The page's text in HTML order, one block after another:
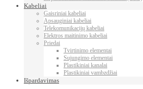
Kabeliai
Gaisriniai kabeliai
Apsauginiai kabeliai
Telekomunikacijų kabeliai
Elektros maitinimo kabeliai
Priedai
Tvirtinimo elementai
Sujungimo elementai
Plastikiniai kanalai
Plastikiniai vambzdžiai
Išpardavimas